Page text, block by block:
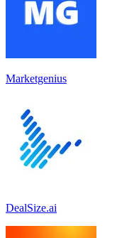
Marketgenius
DealSize.ai